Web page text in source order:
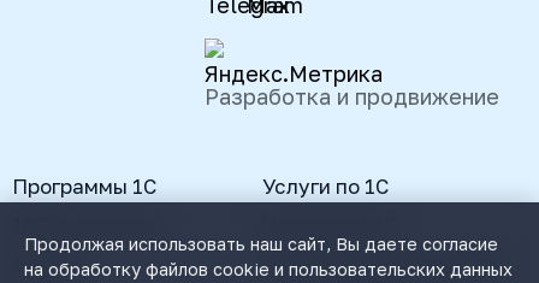
Разработка и продвижение
Программы 1С
1С:ЗУП
Услуги по 1С
Реальная автоматизация
Продолжая использовать наш сайт, Вы даете согласие
на обработку файлов cookie и пользовательских данных